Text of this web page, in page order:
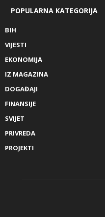
POPULARNA KATEGORIJA
BIH
VIJESTI
EKONOMIJA
IZ MAGAZINA
DOGAĐAJI
FINANSIJE
SVIJET
PRIVREDA
PROJEKTI